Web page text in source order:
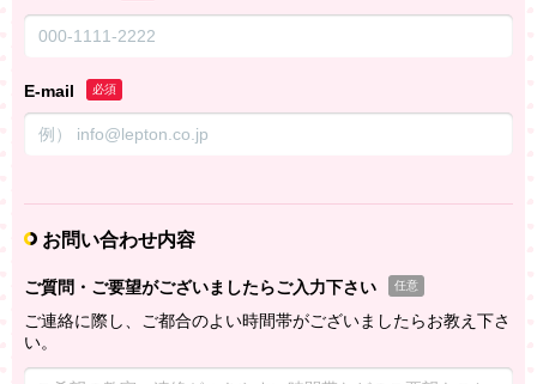
E-mail 必須
お問い合わせ内容
ご質問・ご要望がございましたらご入力下さい 任意
ご連絡に際し、ご都合のよい時間帯がございましたらお教え下さ
い。